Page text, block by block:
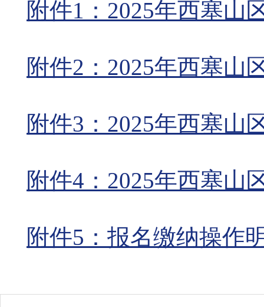
附件1：2025年西塞山
附件2：2025年西塞山
附件3：2025年西塞山
附件4：2025年西塞山
附件5：报名缴纳操作